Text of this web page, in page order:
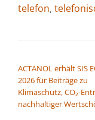
telefon,
ACTANOL erhält SIS
2026 für Beiträge zu
Klimaschutz, CO₂-
nachhaltiger